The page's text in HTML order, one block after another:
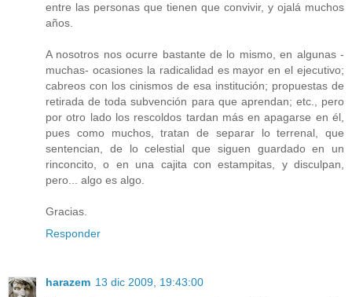
entre las personas que tienen que convivir, y ojalá muchos
años.
A nosotros nos ocurre bastante de lo mismo, en algunas -
muchas- ocasiones la radicalidad es mayor en el ejecutivo;
cabreos con los cinismos de esa institución; propuestas de
retirada de toda subvención para que aprendan; etc., pero
por otro lado los rescoldos tardan más en apagarse en él,
pues como muchos, tratan de separar lo terrenal, que
sentencian, de lo celestial que siguen guardado en un
rinconcito, o en una cajita con estampitas, y disculpan,
pero... algo es algo.
Gracias.
Responder
harazem 13 dic 2009, 19:43:00